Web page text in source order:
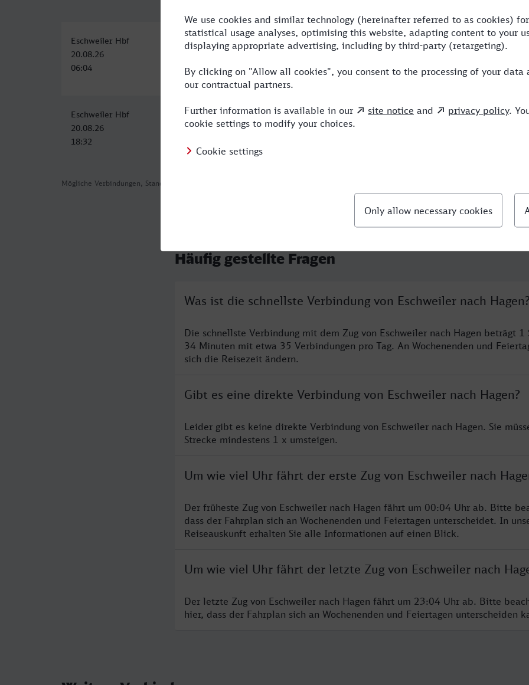
Mögliche Verbindungen, Stand: 2026-08-06 07:03
Eschweiler Hbf
20.08.26
06:04
Hagen Hbf
20.08.26
07:38
1:34 1 NX,ICE
Eschweiler Hbf
20.08.26
18:32
Hagen Hbf
20.08.26
1:47 1 RE,NX
Häufig gestellte Fragen
Was ist die schnellste Verbindung von Eschweiler nach Hagen?
Die schnellste Verbindung mit dem Zug von Eschweiler nach Hagen beträgt 1
34 Minuten mit etwa 35 Verbindungen pro Tag. An Wochenenden und
sich die Reisezeit ändern.
Gibt es eine direkte Verbindung von Eschweiler nach Hagen?
Leider gibt es keine direkte Verbindung von Eschweiler nach Hagen. Sie
Strecke mindestens 1 x umsteigen.
Um wie viel Uhr fährt der erste Zug von Eschweiler nach
Der früheste Zug von Eschweiler nach Hagen fährt um 00:04 Uhr ab. Bitte
dass der Fahrplan sich an Wochenenden und Feiertagen unterscheidet. In
Reiseauskunft erhalten Sie alle Informationen auf einen Blick.
Um wie viel Uhr fährt der letzte Zug von Eschweiler nach
Der letzte Zug von Eschweiler nach Hagen fährt um 23:04 Uhr ab. Bitte
hier, dass der Fahrplan sich an Wochenenden und Feiertagen unterscheiden